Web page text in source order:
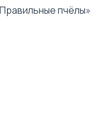
пчёлы»